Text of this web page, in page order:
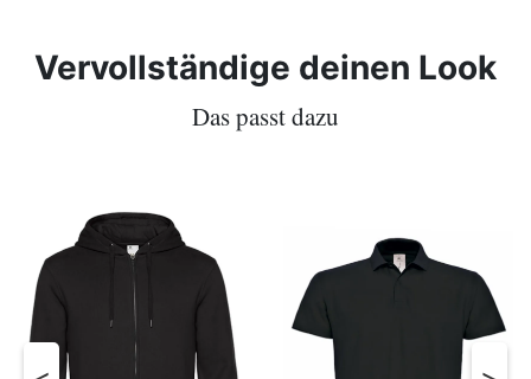
Vervollständige deinen Look
Das passt dazu